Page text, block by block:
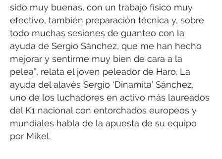
sido muy buenas, con un trabajo físico muy
efectivo, también preparación técnica y, sobre
todo muchas sesiones de guanteo con la
ayuda de Sergio Sánchez, que me han hecho
mejorar y sentirme muy bien de cara a la
pelea”, relata el joven peleador de Haro. La
ayuda del alavés Sergio ‘Dinamita’ Sánchez,
uno de los luchadores en activo más laureados
del K1 nacional con entorchados europeos y
mundiales habla de la apuesta de su equipo
por Mikel.